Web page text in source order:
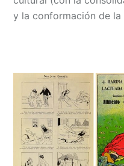
y la conformación de